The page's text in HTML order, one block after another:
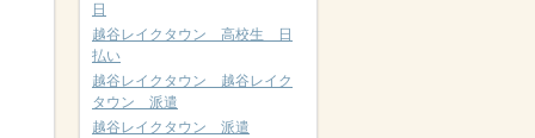
日
越谷レイクタウン 高校生 日
払い
越谷レイクタウン 越谷レイク
タウン 派遣
越谷レイクタウン 派遣